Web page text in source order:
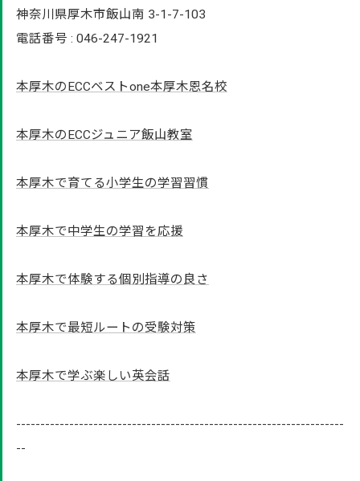
神奈川県厚木市飯山南 3-1-7-103
電話番号 : 046-247-1921
本厚木のECCベストone本厚木恩名校
本厚木のECCジュニア飯山教室
本厚木で育てる小学生の学習習慣
本厚木で中学生の学習を応援
本厚木で体験する個別指導の良さ
本厚木で最短ルートの受験対策
本厚木で学ぶ楽しい英会話
--------------------------------------------------------------------
--